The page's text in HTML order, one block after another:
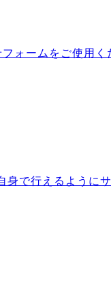
ォームをご使用
で行えるように